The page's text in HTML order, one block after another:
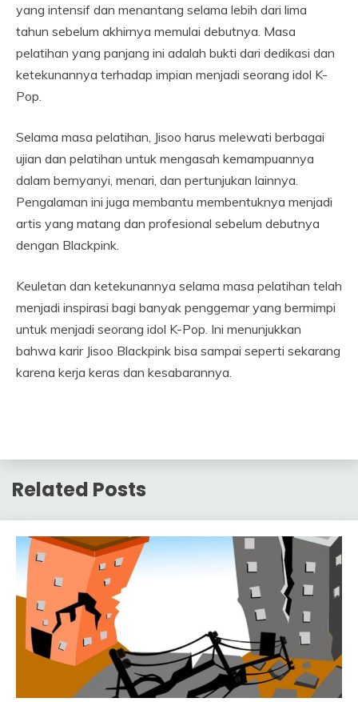
yang intensif dan menantang selama lebih dari lima
tahun sebelum akhirnya memulai debutnya. Masa
pelatihan yang panjang ini adalah bukti dari dedikasi dan
ketekunannya terhadap impian menjadi seorang idol K-
Pop.
Selama masa pelatihan, Jisoo harus melewati berbagai
ujian dan pelatihan untuk mengasah kemampuannya
dalam bernyanyi, menari, dan pertunjukan lainnya.
Pengalaman ini juga membantu membentuknya menjadi
artis yang matang dan profesional sebelum debutnya
dengan Blackpink.
Keuletan dan ketekunannya selama masa pelatihan telah
menjadi inspirasi bagi banyak penggemar yang bermimpi
untuk menjadi seorang idol K-Pop. Ini menunjukkan
bahwa karir Jisoo Blackpink bisa sampai seperti sekarang
karena kerja keras dan kesabarannya.
Related Posts